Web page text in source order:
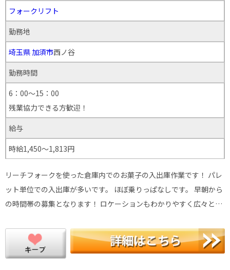
フォークリフト
勤務地
埼玉県 加須市西ノ谷
勤務時間
6：00～15：00
残業協力できる方歓迎！
給与
時給1,450～1,813円
リーチフォークを使った倉庫内でのお菓子の入出庫作業です！ パレ
ット単位での入出庫が多いです。 ほぼ乗りっぱなしです。 早朝から
の時間帯の募集となります！ ロケーションもわかりやすく広々と…